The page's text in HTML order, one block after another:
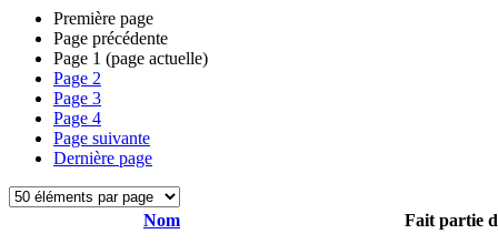
Première page
Page précédente
Page 1 (page actuelle)
Page 2
Page 3
Page 4
Page suivante
Dernière page
Nom
Fait partie